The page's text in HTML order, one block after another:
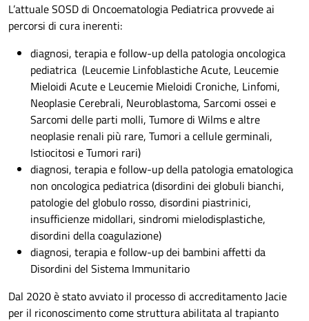
L’attuale SOSD di Oncoematologia Pediatrica provvede ai
percorsi di cura inerenti:
diagnosi, terapia e follow-up della patologia oncologica
pediatrica (Leucemie Linfoblastiche Acute, Leucemie
Mieloidi Acute e Leucemie Mieloidi Croniche, Linfomi,
Neoplasie Cerebrali, Neuroblastoma, Sarcomi ossei e
Sarcomi delle parti molli, Tumore di Wilms e altre
neoplasie renali più rare, Tumori a cellule germinali,
Istiocitosi e Tumori rari)
diagnosi, terapia e follow-up della patologia ematologica
non oncologica pediatrica (disordini dei globuli bianchi,
patologie del globulo rosso, disordini piastrinici,
insufficienze midollari, sindromi mielodisplastiche,
disordini della coagulazione)
diagnosi, terapia e follow-up dei bambini affetti da
Disordini del Sistema Immunitario
Dal 2020 è stato avviato il processo di accreditamento Jacie
per il riconoscimento come struttura abilitata al trapianto